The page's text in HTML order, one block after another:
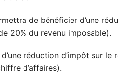
de bénéficier d’une
20% du revenu imposable).
réduction d’impôt sur le
d’affaires).